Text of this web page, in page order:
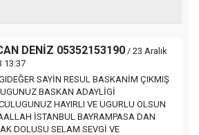
DENİZ 05352153190 / 23 Aralık
13:37
SAYİN RESUL BASKANİM ÇIKMIŞ
BASKAN ADAYLİGİ
HAYIRLI VE UGURLU OLSUN
İSTANBUL BAYRAMPASA DAN
DOLUSU SELAM SEVGİ VE